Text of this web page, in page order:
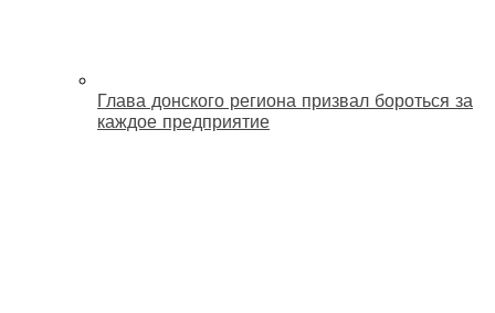
Глава донского региона призвал бороться за
каждое предприятие